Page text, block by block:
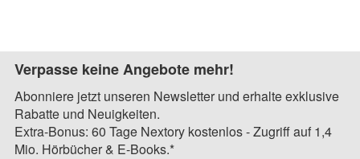
Verpasse keine Angebote mehr!
Abonniere jetzt unseren Newsletter und erhalte exklusive
Rabatte und Neuigkeiten.
Extra-Bonus: 60 Tage Nextory kostenlos - Zugriff auf 1,4
Mio. Hörbücher & E-Books.*